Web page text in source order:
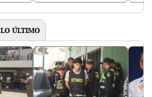
LO ÚLTIMO